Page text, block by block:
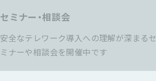
セミナー・相談会
安全なテレワーク導入への理解が深まるセ
ミナーや相談会を開催中です